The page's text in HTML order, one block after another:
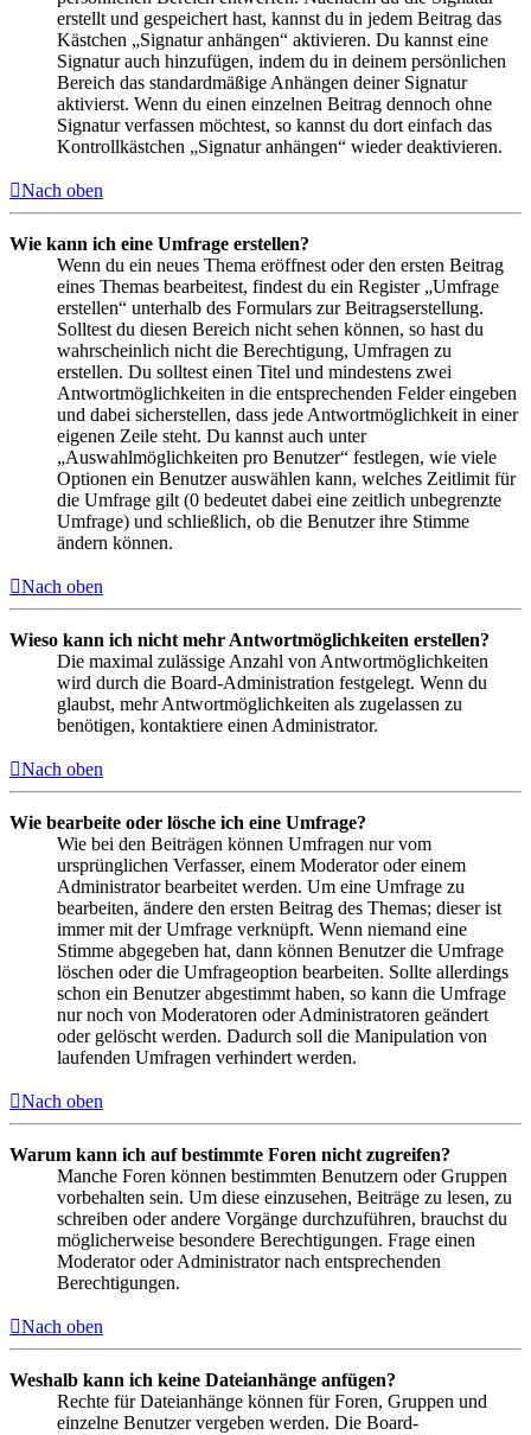
erstellt und gespeichert hast, kannst du in jedem Beitrag das
Kästchen „Signatur anhängen“ aktivieren. Du kannst eine
Signatur auch hinzufügen, indem du in deinem persönlichen
Bereich das standardmäßige Anhängen deiner Signatur
aktivierst. Wenn du einen einzelnen Beitrag dennoch ohne
Signatur verfassen möchtest, so kannst du dort einfach das
Kontrollkästchen „Signatur anhängen“ wieder deaktivieren.
Nach oben
Wie kann ich eine Umfrage erstellen?
Wenn du ein neues Thema eröffnest oder den ersten Beitrag
eines Themas bearbeitest, findest du ein Register „Umfrage
erstellen“ unterhalb des Formulars zur Beitragserstellung.
Solltest du diesen Bereich nicht sehen können, so hast du
wahrscheinlich nicht die Berechtigung, Umfragen zu
erstellen. Du solltest einen Titel und mindestens zwei
Antwortmöglichkeiten in die entsprechenden Felder eingeben
und dabei sicherstellen, dass jede Antwortmöglichkeit in einer
eigenen Zeile steht. Du kannst auch unter
„Auswahlmöglichkeiten pro Benutzer“ festlegen, wie viele
Optionen ein Benutzer auswählen kann, welches Zeitlimit für
die Umfrage gilt (0 bedeutet dabei eine zeitlich unbegrenzte
Umfrage) und schließlich, ob die Benutzer ihre Stimme
ändern können.
Nach oben
Wieso kann ich nicht mehr Antwortmöglichkeiten erstellen?
Die maximal zulässige Anzahl von Antwortmöglichkeiten
wird durch die Board-Administration festgelegt. Wenn du
glaubst, mehr Antwortmöglichkeiten als zugelassen zu
benötigen, kontaktiere einen Administrator.
Nach oben
Wie bearbeite oder lösche ich eine Umfrage?
Wie bei den Beiträgen können Umfragen nur vom
ursprünglichen Verfasser, einem Moderator oder einem
Administrator bearbeitet werden. Um eine Umfrage zu
bearbeiten, ändere den ersten Beitrag des Themas; dieser ist
immer mit der Umfrage verknüpft. Wenn niemand eine
Stimme abgegeben hat, dann können Benutzer die Umfrage
löschen oder die Umfrageoption bearbeiten. Sollte allerdings
schon ein Benutzer abgestimmt haben, so kann die Umfrage
nur noch von Moderatoren oder Administratoren geändert
oder gelöscht werden. Dadurch soll die Manipulation von
laufenden Umfragen verhindert werden.
Nach oben
Warum kann ich auf bestimmte Foren nicht zugreifen?
Manche Foren können bestimmten Benutzern oder Gruppen
vorbehalten sein. Um diese einzusehen, Beiträge zu lesen, zu
schreiben oder andere Vorgänge durchzuführen, brauchst du
möglicherweise besondere Berechtigungen. Frage einen
Moderator oder Administrator nach entsprechenden
Berechtigungen.
Nach oben
Weshalb kann ich keine Dateianhänge anfügen?
Rechte für Dateianhänge können für Foren, Gruppen und
einzelne Benutzer vergeben werden. Die Board-